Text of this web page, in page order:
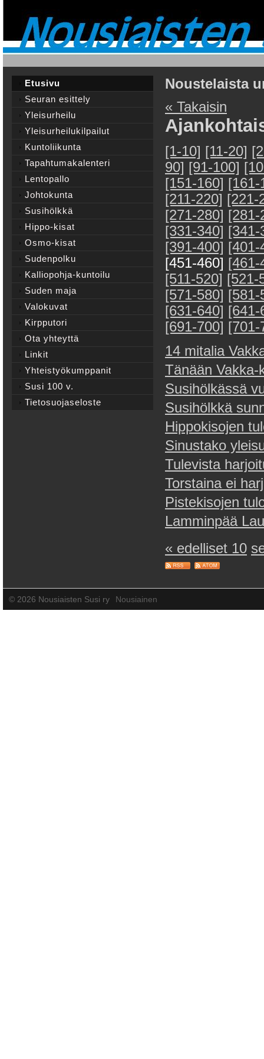
Noustelaista
« Takaisin
[1-10] [11-20]
90] [91-100]
[151-160] [161-
[211-220] [221-
[271-280] [281-
[331-340] [341-
[391-400] [401-
[451-460] [461-
[511-520] [521-
[571-580] [581-
[631-640] [641-
[691-700] [701-
14 mitalia
Tänään
Susihölkässä
Susihölkkä
Hippokisojen
Sinustako
Tulevista
Torstaina ei
Pistekisojen
Lamminpää
« edelliset 10
Etusivu
Seuran esittely
Yleisurheilu
Yleisurheilukilpailut
Kuntoliikunta
Tapahtumakalenteri
Lentopallo
Johtokunta
Susihölkkä
Hippo-kisat
Osmo-kisat
Sudenpolku
Kalliopohja-kuntoilu
Suden maja
Valokuvat
Kirpputori
Ota yhteyttä
Linkit
Yhteistyökumppanit
Susi 100 v.
Tietosuojaseloste
© 2026 Nousiaisten Susi ry Nousiainen